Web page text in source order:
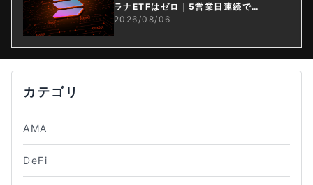
ラナETFはゼロ｜5営業日連続で停
止
2026/08/06
カテゴリ
AMA
DeFi